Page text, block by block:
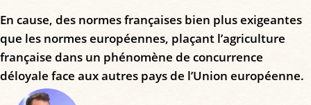
En cause, des normes françaises bien plus exigeantes
que les normes européennes, plaçant l’agriculture
française dans un phénomène de concurrence
déloyale face aux autres pays de l’Union européenne.